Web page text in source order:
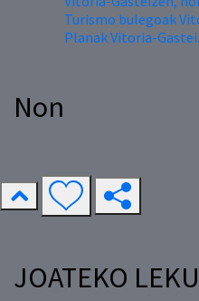
Turismo bulegoak
Planak Vitoria-
Non
JOATEKO